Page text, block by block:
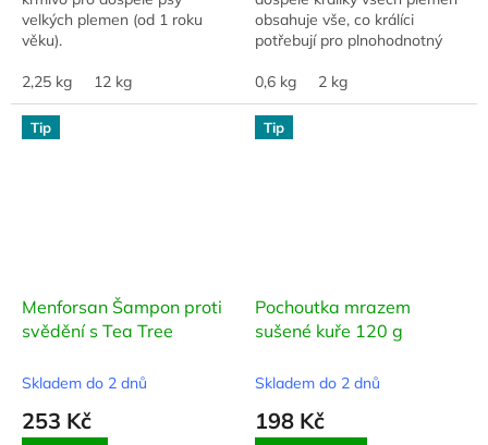
velkých plemen (od 1 roku
věku).
2,25 kg 12 kg
obsahuje vše, co králíci
potřebují pro plnohodnotný
0,6 kg
2 kg
Tip
Menforsan Šampon proti
svědění s Tea Tree
Skladem do 2 dnů
253 Kč
Tip
Pochoutka mrazem
sušené kuře 120 g
Skladem do 2 dnů
198 Kč